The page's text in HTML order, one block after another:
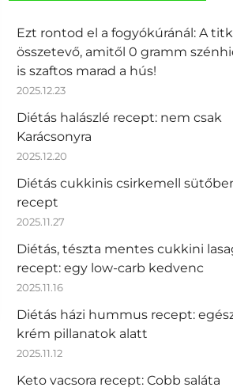
Ezt rontod el a fogyókúránál: A
összetevő, amitől 0 gramm
is szaftos marad a hús!
2025.12.23
Diétás halászlé recept: nem csak
Karácsonyra
2025.12.20
Diétás cukkinis csirkemell
recept
2025.11.27
Diétás, tészta mentes cukkini
recept: egy low-carb kedvenc
2025.11.16
Diétás házi hummus recept:
krém pillanatok alatt
2025.11.12
Keto vacsora recept: Cobb saláta